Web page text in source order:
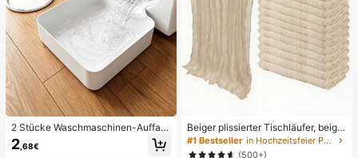
2 Stücke Waschmaschinen-Auffan
gwanne Tropfschale, wasserdichte
Bodenschutzmatte für Waschraum,
2 ,68€
Beiger plissierter Tischläufer, beige
Tischdecke, Geburtstagsfeier-Zub
ehör, Geburtstagsdekoration, hellbr
#1 Bestseller
in Hochzeitsfeier Party-Tischdecke
(500+)